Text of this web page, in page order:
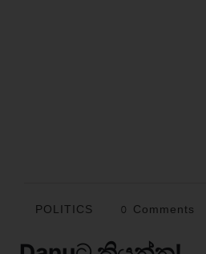
POLITICS 0 Comments